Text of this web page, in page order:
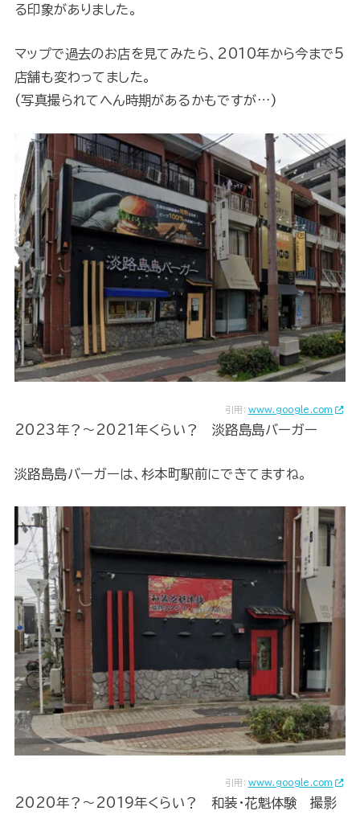
る印象がありました。
マップで過去のお店を見てみたら、2010年から今まで5
店舗も変わってました。
(写真撮られてへん時期があるかもですが…)
引用： www.google.com
2023年？～2021年くらい？ 淡路島島バーガー
淡路島島バーガーは、杉本町駅前にできてますね。
引用： www.google.com
2020年？～2019年くらい？ 和装・花魁体験 撮影